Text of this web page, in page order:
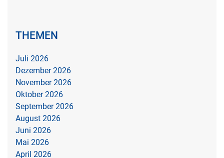
THEMEN
Juli 2026
Dezember 2026
November 2026
Oktober 2026
September 2026
August 2026
Juni 2026
Mai 2026
April 2026